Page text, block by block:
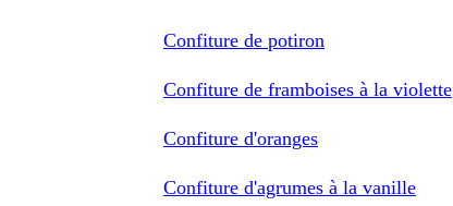
Confiture de potiron
Confiture de framboises à la violette
Confiture d'oranges
Confiture d'agrumes à la vanille